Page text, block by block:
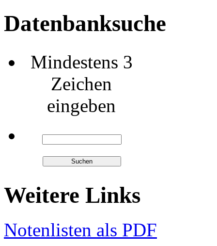
Datenbanksuche
Mindestens 3
Zeichen
eingeben
Weitere Links
Notenlisten als PDF